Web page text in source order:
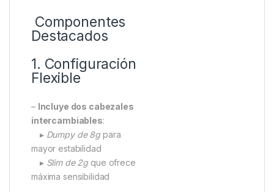
Componentes
Destacados
1. Configuración
Flexible
– Incluye dos cabezales
intercambiables:
▸ Dumpy de 8g para
mayor estabilidad
▸ Slim de 2g que ofrece
máxima sensibilidad